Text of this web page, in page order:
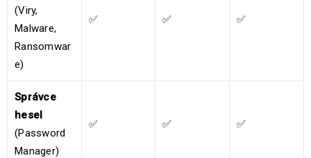
(Viry,
Malware,
Ransomwar
e)
✅ ✅ ✅
Správce
hesel
(Password
Manager)
✅ ✅ ✅